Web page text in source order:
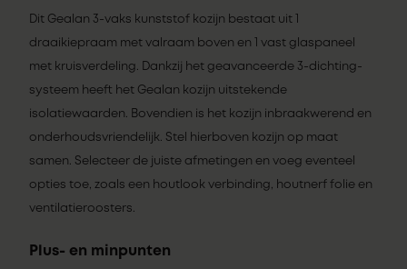
Dit Gealan 3-vaks kunststof kozijn bestaat uit 1
draaikiepraam met valraam boven en 1 vast glaspaneel
met kruisverdeling. Dankzij het geavanceerde 3-dichting-
systeem heeft het Gealan kozijn uitstekende
isolatiewaarden. Bovendien is het kozijn inbraakwerend en
onderhoudsvriendelijk. Stel hierboven kozijn op maat
samen. Selecteer de juiste afmetingen en voeg eventeel
opties toe, zoals een houtlook verbinding, houtnerf folie en
ventilatieroosters.
Plus- en minpunten